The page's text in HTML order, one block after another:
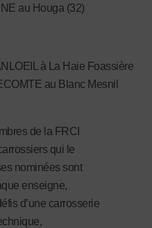
au Houga (32)
à La Haie Foassière
au Blanc Mesnil
de la FRCI
qui le
nominées sont
enseigne,
d’une carrosserie